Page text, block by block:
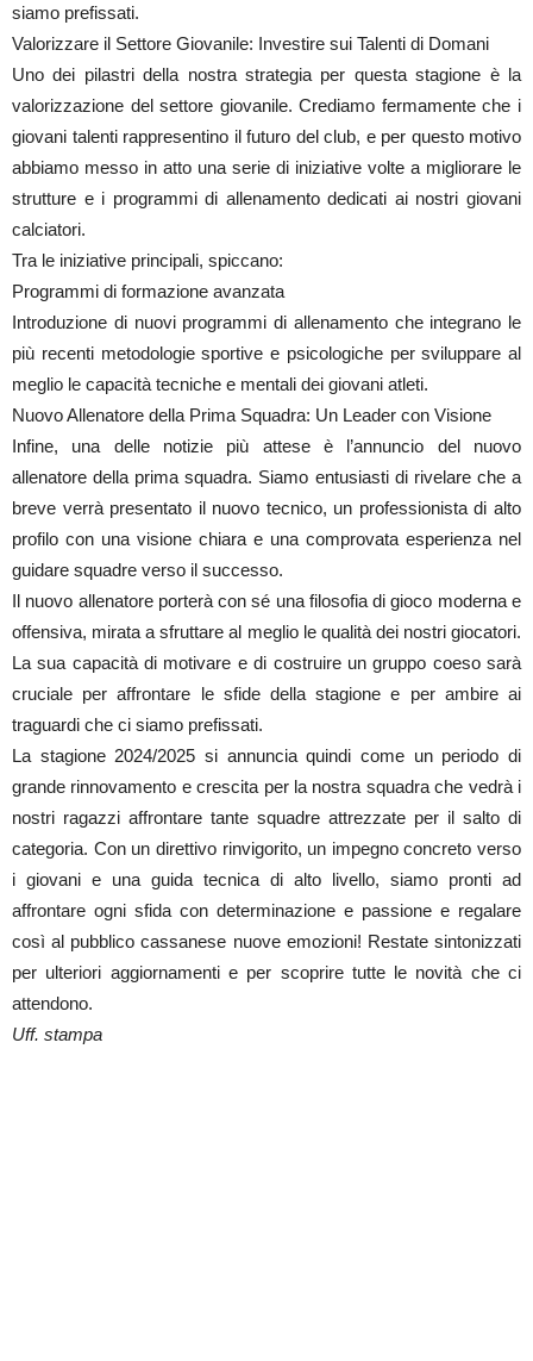
siamo prefissati.
Valorizzare il Settore Giovanile: Investire sui Talenti di Domani
Uno dei pilastri della nostra strategia per questa stagione è la
valorizzazione del settore giovanile. Crediamo fermamente che i
giovani talenti rappresentino il futuro del club, e per questo motivo
abbiamo messo in atto una serie di iniziative volte a migliorare le
strutture e i programmi di allenamento dedicati ai nostri giovani
calciatori.
Tra le iniziative principali, spiccano:
Programmi di formazione avanzata
Introduzione di nuovi programmi di allenamento che integrano le
più recenti metodologie sportive e psicologiche per sviluppare al
meglio le capacità tecniche e mentali dei giovani atleti.
Nuovo Allenatore della Prima Squadra: Un Leader con Visione
Infine, una delle notizie più attese è l’annuncio del nuovo
allenatore della prima squadra. Siamo entusiasti di rivelare che a
breve verrà presentato il nuovo tecnico, un professionista di alto
profilo con una visione chiara e una comprovata esperienza nel
guidare squadre verso il successo.
Il nuovo allenatore porterà con sé una filosofia di gioco moderna e
offensiva, mirata a sfruttare al meglio le qualità dei nostri giocatori.
La sua capacità di motivare e di costruire un gruppo coeso sarà
cruciale per affrontare le sfide della stagione e per ambire ai
traguardi che ci siamo prefissati.
La stagione 2024/2025 si annuncia quindi come un periodo di
grande rinnovamento e crescita per la nostra squadra che vedrà i
nostri ragazzi affrontare tante squadre attrezzate per il salto di
categoria. Con un direttivo rinvigorito, un impegno concreto verso
i giovani e una guida tecnica di alto livello, siamo pronti ad
affrontare ogni sfida con determinazione e passione e regalare
così al pubblico cassanese nuove emozioni! Restate sintonizzati
per ulteriori aggiornamenti e per scoprire tutte le novità che ci
attendono.
Uff. stampa